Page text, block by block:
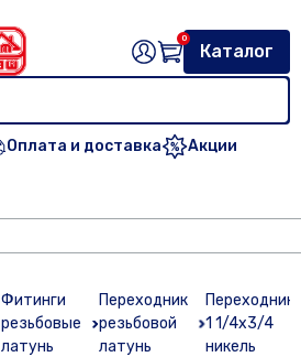
Оплата и доставка Акции
Каталог
0
Фитинги
резьбовые
латунь
Переходник
резьбовой
латунь
Переходник
1 1/4х3/4
никель